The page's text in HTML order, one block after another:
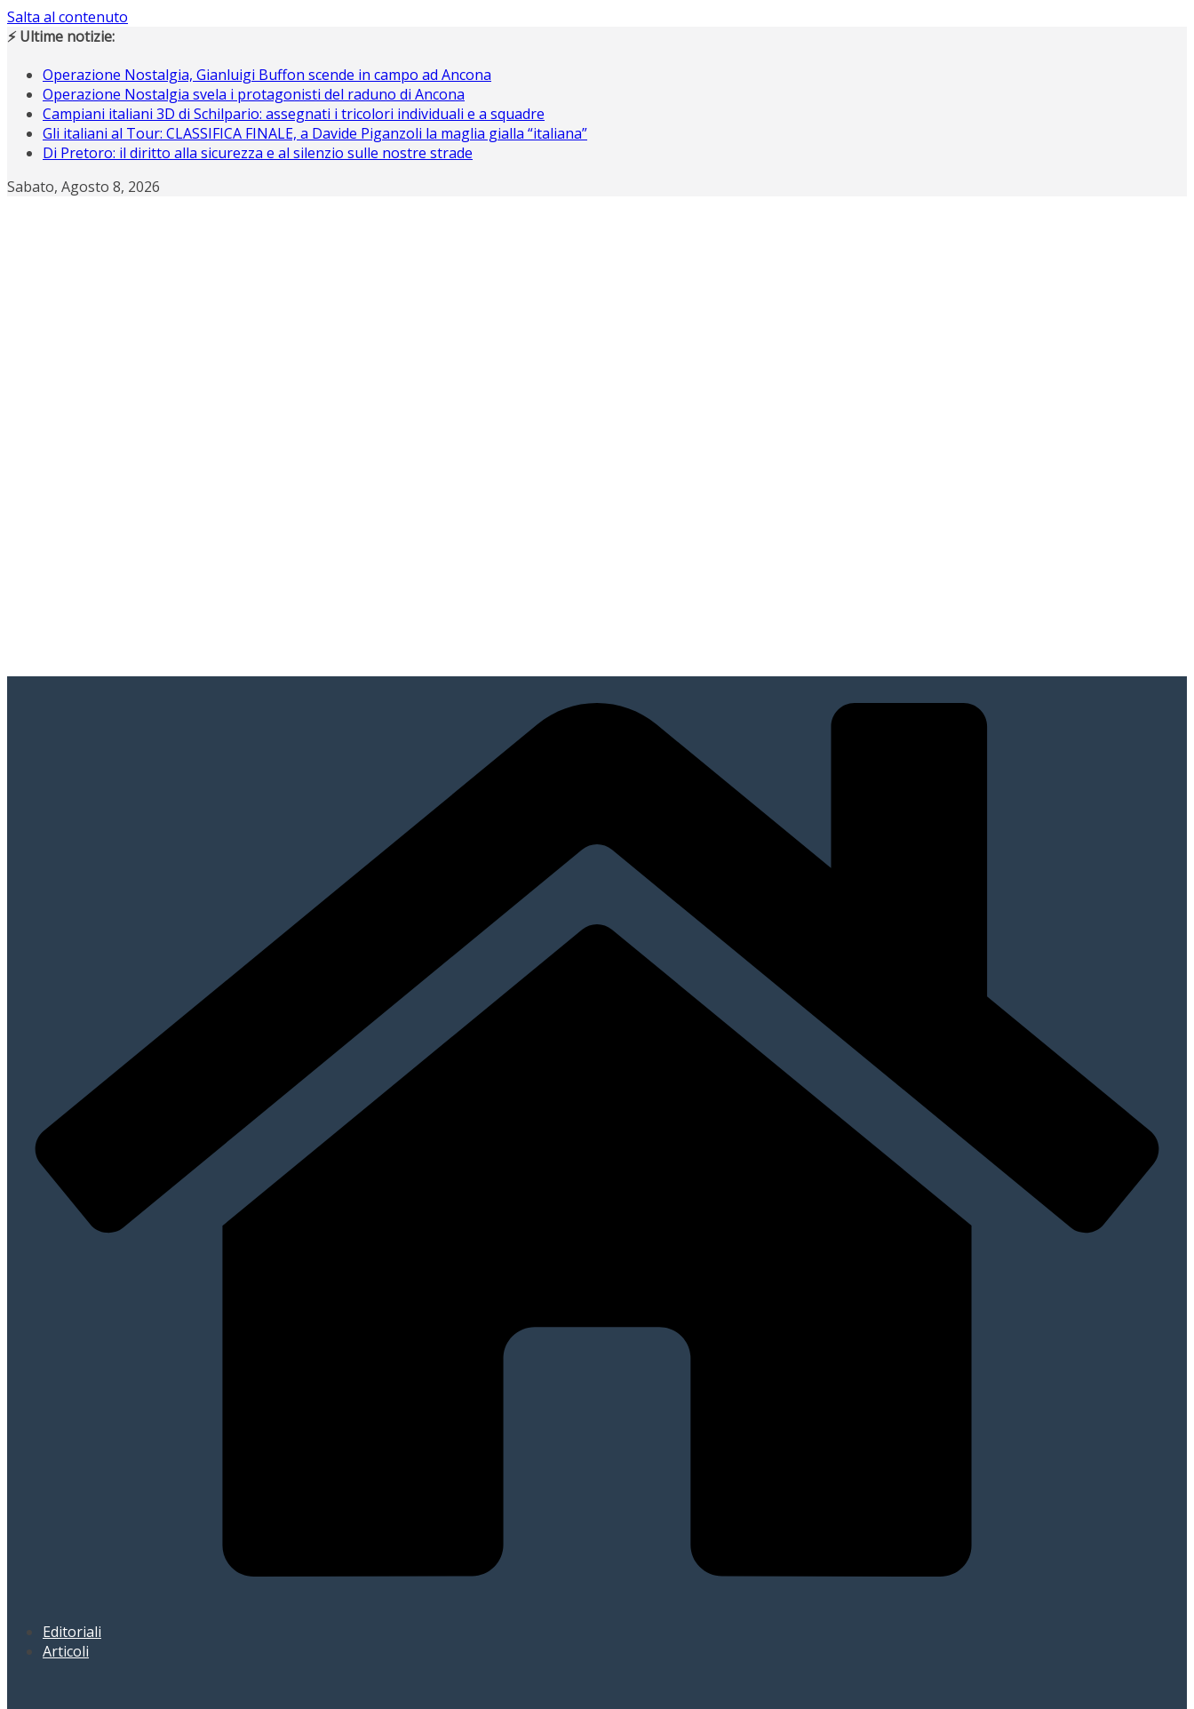
Salta al contenuto
⚡ Ultime notizie:
Operazione Nostalgia, Gianluigi Buffon scende in campo ad Ancona
Operazione Nostalgia svela i protagonisti del raduno di Ancona
Campiani italiani 3D di Schilpario: assegnati i tricolori individuali e a squadre
Gli italiani al Tour: CLASSIFICA FINALE, a Davide Piganzoli la maglia gialla “italiana”
Di Pretoro: il diritto alla sicurezza e al silenzio sulle nostre strade
Sabato, Agosto 8, 2026
Editoriali
Articoli